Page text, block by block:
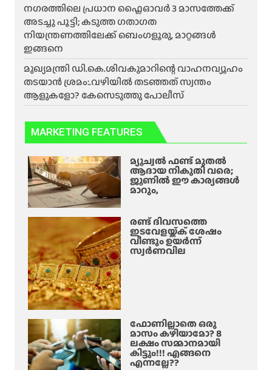
ന​ഗരത്തിലെ പ്രധാന ഫ്ലൈഓവർ 3 മാസത്തേക്ക്
അടച്ചു പൂട്ടി; കടുത്ത ഗതാഗത
നിയന്ത്രണത്തിലേക്ക് ബെംഗളൂരു, മാറ്റങ്ങൾ
ഇങ്ങനെ
മുഖ്യമന്ത്രി ഡി.കെ.ശിവകുമാറിന്റെ വാഹനവ്യൂഹം
തടയാൻ ശ്രമം:.വഴിയിൽ തടഞ്ഞത് സ്വന്തം
ആളുകളോ? കേസെടുത്തു പോലീസ്
MARKETING FEATURES
മ്യൂച്വൽ ഫണ്ട് മുതൽ
ആദായ നികുതി വരെ;
ജൂണിൽ ഈ കാര്യങ്ങൾ
മാറും,
രണ്ട് ദിവസത്തെ
ഇടവേളയ്ക്ക് ശേഷം
വീണ്ടും ഉയർന്ന്
സ്വർണവില
ഫോണില്ലാതെ ഒരു
മാസം കഴിയാമോ? 8
ലക്ഷം സമ്മാനമായി
കിട്ടും!!! എങ്ങനെ
എന്നല്ലേ??